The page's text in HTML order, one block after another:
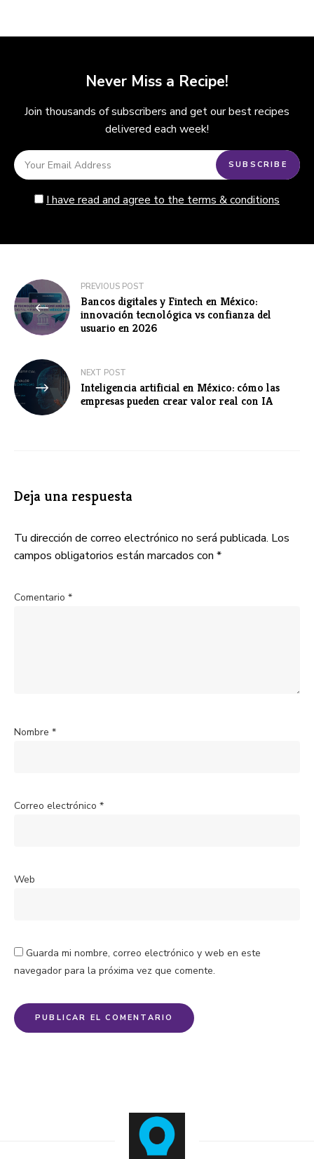
Never Miss a Recipe!
Join thousands of subscribers and get our best recipes
delivered each week!
I have read and agree to the terms & conditions
Navegación
de
entradas
PREVIOUS POST
Bancos digitales y Fintech en México:
innovación tecnológica vs confianza del
usuario en 2026
NEXT POST
Inteligencia artificial en México: cómo las
empresas pueden crear valor real con IA
Deja una respuesta
Tu dirección de correo electrónico no será publicada. Los
campos obligatorios están marcados con *
Comentario *
Nombre *
Correo electrónico *
Web
Guarda mi nombre, correo electrónico y web en este
navegador para la próxima vez que comente.